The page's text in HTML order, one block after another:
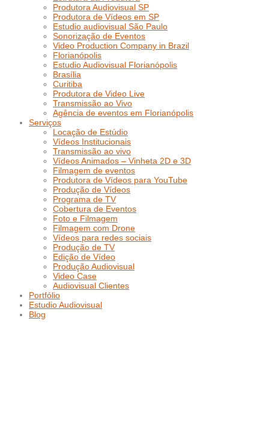
Produtora Audiovisual SP
Produtora de Vídeos em SP
Estudio audiovisual São Paulo
Sonorização de Eventos
Video Production Company in Brazil
Florianópolis
Estudio Audiovisual Florianópolis
Brasília
Curitiba
Produtora de Video Live
Transmissão ao Vivo
Agência de eventos em Florianópolis
Serviços
Locação de Estúdio
Vídeos Institucionais
Transmissão ao vivo
Vídeos Animados – Vinheta 2D e 3D
Filmagem de eventos
Produtora de Vídeos para YouTube
Produção de Vídeos
Programa de TV
Cobertura de Eventos
Foto e Filmagem
Filmagem com Drone
Vídeos para redes sociais
Produção de TV
Edição de Vídeo
Produção Audiovisual
Video Case
Audiovisual Clientes
Portfólio
Estudio Audiovisual
Blog